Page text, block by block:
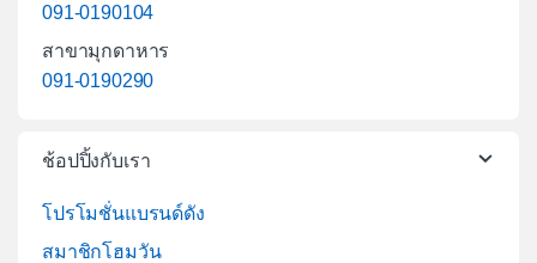
091-0190104
สาขามุกดาหาร
091-0190290
ช้อปปิ้งกับเรา
โปรโมชั่นแบรนด์ดัง
สมาชิกโฮมวัน